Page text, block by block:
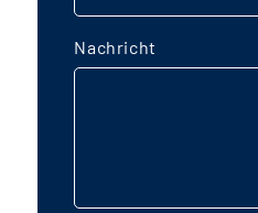
Nachricht